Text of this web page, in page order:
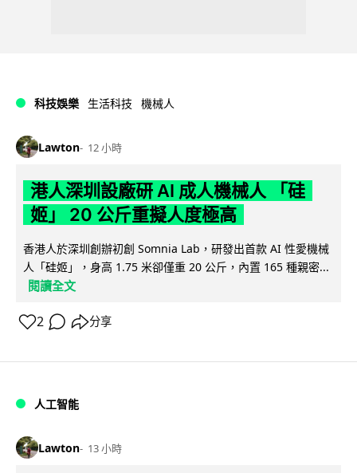
科技娛樂 生活科技 機械人
Lawton 12 小時
港人深圳設廠研 AI 成人機械人 「硅
姬」 20 公斤重擬人度極高
香港人於深圳創辦初創 Somnia Lab，研發出首款 AI 性愛機械
人「硅姬」，身高 1.75 米卻僅重 20 公斤，內置 165 種親密...
閱讀全文
2 分享
人工智能
Lawton 13 小時